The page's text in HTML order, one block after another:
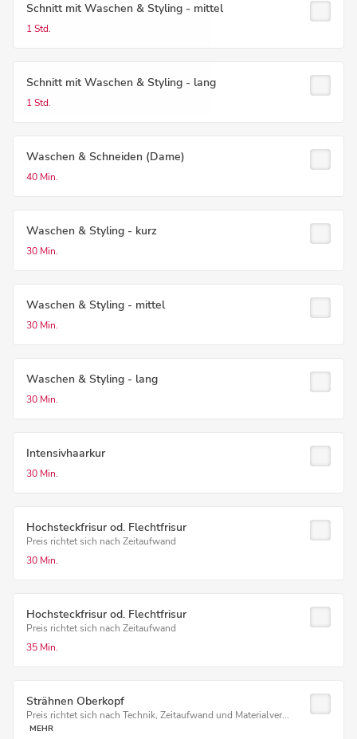
Schnitt mit Waschen & Styling - mittel
1 Std.
Schnitt mit Waschen & Styling - lang
1 Std.
Waschen & Schneiden (Dame)
40 Min.
Waschen & Styling - kurz
30 Min.
Waschen & Styling - mittel
30 Min.
Waschen & Styling - lang
30 Min.
Intensivhaarkur
30 Min.
Hochsteckfrisur od. Flechtfrisur
Preis richtet sich nach Zeitaufwand
30 Min.
Hochsteckfrisur od. Flechtfrisur
Preis richtet sich nach Zeitaufwand
35 Min.
Strähnen Oberkopf
Preis richtet sich nach Technik, Zeitaufwand und Materialver...
MEHR